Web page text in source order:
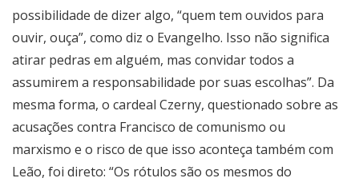
possibilidade de dizer algo, “quem tem ouvidos para
ouvir, ouça”, como diz o Evangelho. Isso não significa
atirar pedras em alguém, mas convidar todos a
assumirem a responsabilidade por suas escolhas”. Da
mesma forma, o cardeal Czerny, questionado sobre as
acusações contra Francisco de comunismo ou
marxismo e o risco de que isso aconteça também com
Leão, foi direto: “Os rótulos são os mesmos do